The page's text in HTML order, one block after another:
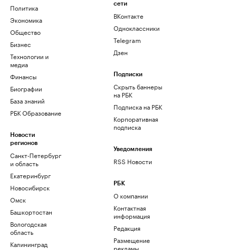
Политика
Экономика
Общество
Бизнес
Технологии и
медиа
Финансы
Биографии
База знаний
РБК Образование
Новости
регионов
Санкт-Петербург
и область
Екатеринбург
Новосибирск
Омск
Башкортостан
Вологодская
область
Калининград
сети
ВКонтакте
Одноклассники
Telegram
Дзен
Подписки
Скрыть баннеры
на РБК
Подписка на РБК
Корпоративная
подписка
Уведомления
RSS Новости
РБК
О компании
Контактная
информация
Редакция
Размещение
рекламы